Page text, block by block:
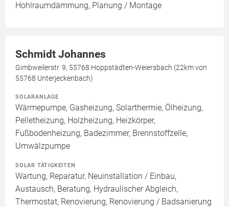
Hohlraumdämmung, Planung / Montage
Schmidt Johannes
Gimbweilerstr. 9, 55768 Hoppstädten-Weiersbach (22km von
55768 Unterjeckenbach)
SOLARANLAGE
Wärmepumpe, Gasheizung, Solarthermie, Ölheizung,
Pelletheizung, Holzheizung, Heizkörper,
Fußbodenheizung, Badezimmer, Brennstoffzelle,
Umwälzpumpe
SOLAR TÄTIGKEITEN
Wartung, Reparatur, Neuinstallation / Einbau,
Austausch, Beratung, Hydraulischer Abgleich,
Thermostat, Renovierung, Renovierung / Badsanierung